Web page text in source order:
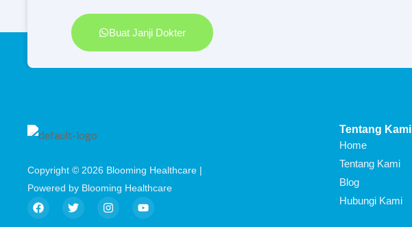
Buat Janji Dokter
Copyright © 2026 Blooming Healthcare |
Powered by Blooming Healthcare
F
a
c
T
w
i
I
n
s
Y
o
u
Tentang Kami
Home
Tentang Kami
Blog
Hubungi Kami